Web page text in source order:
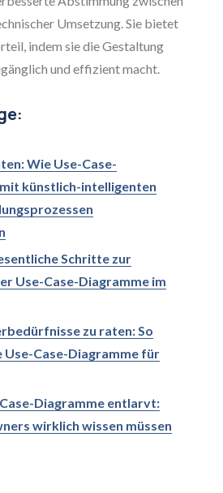
Umsetzung. Sie bietet
indem sie die Gestaltung
und effizient macht.
Wie Use-Case-
künstlich-intelligenten
Schritte zur
Use-Case-Diagramme im
zu raten: So
Case-Diagramme für
Diagramme entlarvt:
wirklich wissen müssen